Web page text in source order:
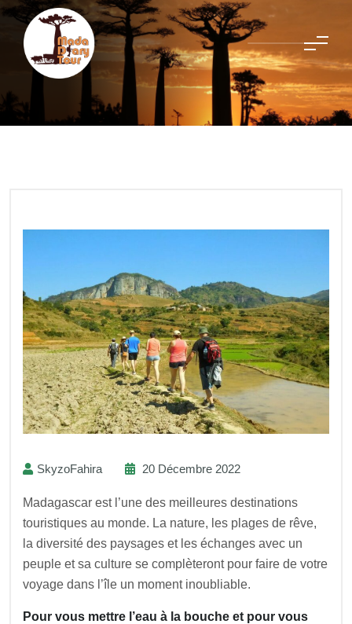
SkyzoFahira 20 Décembre 2022
Madagascar est l’une des meilleures destinations
touristiques au monde. La nature, les plages de rêve,
la diversité des paysages et les échanges avec un
peuple et sa culture se complèteront pour faire de votre
voyage dans l’île un moment inoubliable.
Pour vous mettre l’eau à la bouche et pour vous